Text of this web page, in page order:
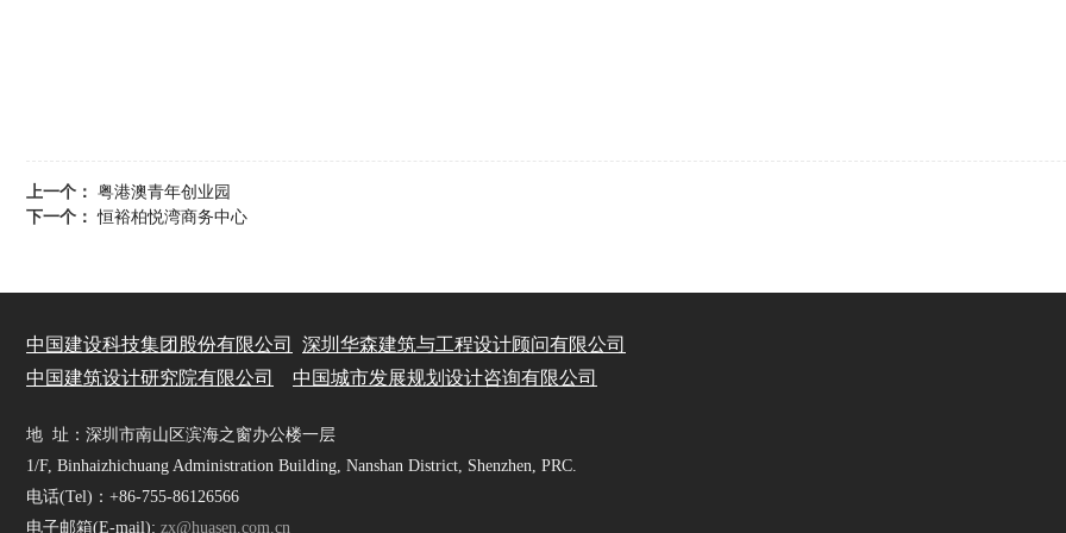
上一个： 粤港澳青年创业园
下一个：恒裕柏悦湾商务中心
中国建设科技集团股份有限公司
深圳华森建筑与工程设计顾问有限公司
中国建筑设计研究院有限公司 中国城市发展规划设计咨询有限公司
地 址：深圳市南山区滨海之窗办公楼一层
1/F, Binhaizhichuang Administration Building, Nanshan District, Shenzhen, PRC.
电话(Tel)：+86-755-86126566
电子邮箱(E-mail): zx@huasen.com.cn